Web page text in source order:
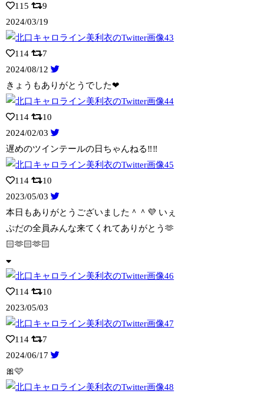
115
9
2024/03/19
114
7
2024/08/12
きょうもありがとうでした❤︎
114
10
2024/02/03
遅めのツインテールの日ちゃんねる‼️‼️
114
10
2023/05/03
本日もありがとうございました＾＾💜 いぇ
ぷだの全員みんな来てくれてありがとう🫶
🏻🫶🏻🫶🏻
114
10
2023/05/03
114
7
2024/06/17
🎀🩷